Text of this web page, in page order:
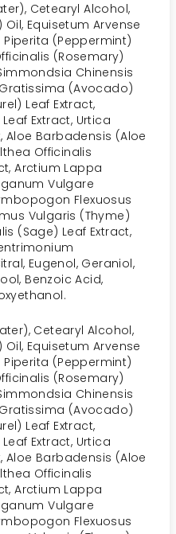
Cetearyl Alcohol,
Equisetum Arvense
Piperita (Peppermint)
(Rosemary)
Chinensis
(Avocado)
Leaf Extract,
Extract, Urtica
Aloe Barbadensis (Aloe
Officinalis
Arctium Lappa
Vulgare
Flexuosus
Vulgaris (Thyme)
(Sage) Leaf Extract,
Eugenol, Geraniol,
Benzoic Acid,
Cetearyl Alcohol,
Equisetum Arvense
Piperita (Peppermint)
(Rosemary)
Chinensis
(Avocado)
Leaf Extract,
Extract, Urtica
Aloe Barbadensis (Aloe
Officinalis
Arctium Lappa
Vulgare
Flexuosus